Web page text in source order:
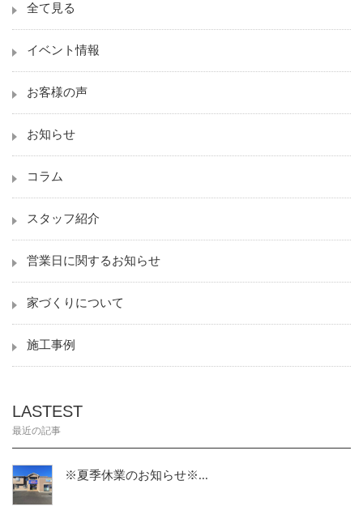
全て見る
イベント情報
お客様の声
お知らせ
コラム
スタッフ紹介
営業日に関するお知らせ
家づくりについて
施工事例
LASTEST
最近の記事
※夏季休業のお知らせ※...